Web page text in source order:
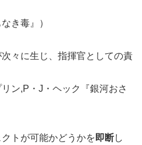
き毒』）
々に生じ、指揮官としての責
ン,P・J・ヘック『銀河おさ
トが可能かどうかを 即断し